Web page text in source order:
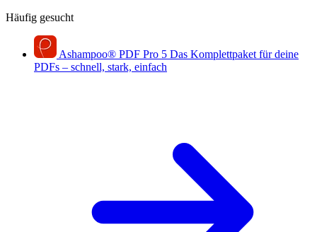
Häufig gesucht
Ashampoo® PDF Pro 5 Das Komplettpaket für deine
PDFs – schnell, stark, einfach